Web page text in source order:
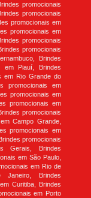
promocionais
promocionais
promocionais em
promocionais em
promocionais
promocionais
Brindes
em Piauí, Brindes
em Rio Grande do
promocionais em
promocionais em
promocionais em
promocionais
Campo Grande,
promocionais em
promocionais
Gerais, Brindes
em São Paulo,
em Rio de
Brindes
Curitiba, Brindes
em Porto